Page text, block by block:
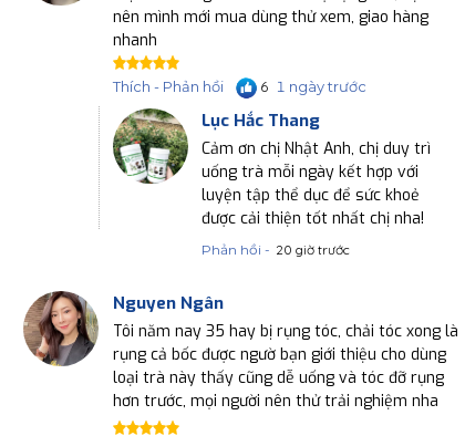
nên mình mới mua dùng thử xem, giao hàng
nhanh
Thích - Phản hồi 1 ngày trước
6
Lục Hắc Thang
Cảm ơn chị Nhật Anh, chị duy trì
uống trà mỗi ngày kết hợp với
luyện tập thể dục để sức khoẻ
được cải thiện tốt nhất chị nha!
Phản hồi - 20 giờ trước
Nguyen Ngân
Tôi năm nay 35 hay bị rụng tóc, chải tóc xong là
rụng cả bốc được ngườ bạn giới thiệu cho dùng
loại trà này thấy cũng dễ uống và tóc đỡ rụng
hơn trước, mọi người nên thử trải nghiệm nha